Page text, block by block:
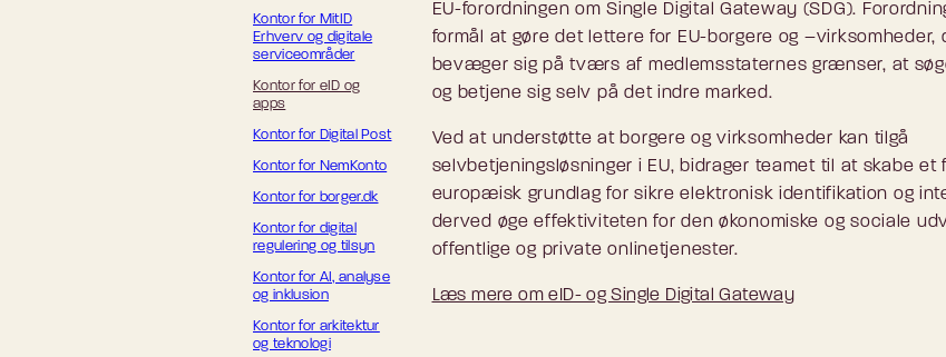
Kontor for MitID
Erhverv og digitale
serviceområder
Kontor for eID og
apps
Kontor for Digital Post
Kontor for NemKonto
Kontor for borger.dk
Kontor for digital
regulering og tilsyn
Kontor for AI, analyse
og inklusion
Kontor for arkitektur
og teknologi
EU-forordningen om Single Digital Gateway (SDG).
formål at gøre det lettere for EU-borgere og –virksomheder,
bevæger sig på tværs af medlemsstaternes grænser, at
og betjene sig selv på det indre marked.
Ved at understøtte at borgere og virksomheder kan tilgå
selvbetjeningsløsninger i EU, bidrager teamet til at skabe et
europæisk grundlag for sikre elektronisk identifikation og
derved øge effektiviteten for den økonomiske og sociale
offentlige og private onlinetjenester.
Læs mere om eID- og Single Digital Gateway